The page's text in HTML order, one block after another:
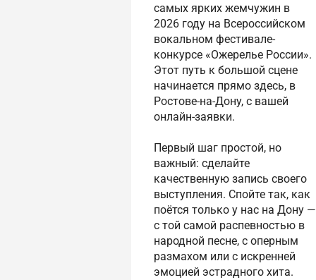
самых ярких жемчужин в
2026 году на Всероссийском
вокальном фестивале-
конкурсе «Ожерелье России».
Этот путь к большой сцене
начинается прямо здесь, в
Ростове-на-Дону, с вашей
онлайн-заявки.
Первый шаг простой, но
важный: сделайте
качественную запись своего
выступления. Спойте так, как
поётся только у нас на Дону —
с той самой распевностью в
народной песне, с оперным
размахом или с искренней
эмоцией эстрадного хита.